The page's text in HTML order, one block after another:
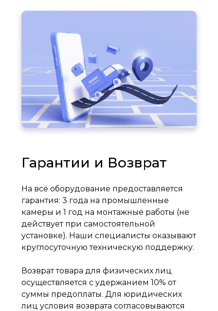
Гарантии и Возврат
На всё оборудование предоставляется
гарантия: 3 года на промышленные
камеры и 1 год на монтажные работы (не
действует при самостоятельной
установке). Наши специалисты оказывают
круглосуточную техническую поддержку.
Возврат товара для физических лиц
осуществляется с удержанием 10% от
суммы предоплаты. Для юридических
лиц условия возврата согласовываются